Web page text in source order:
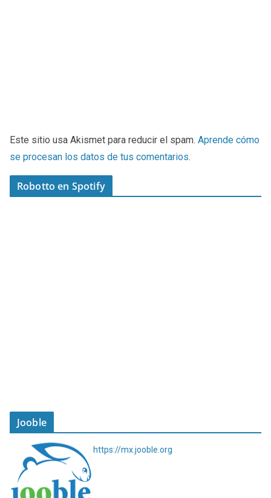
Este sitio usa Akismet para reducir el spam. Aprende cómo
se procesan los datos de tus comentarios.
Robotto en Spotify
Jooble
https://mx.jooble.org